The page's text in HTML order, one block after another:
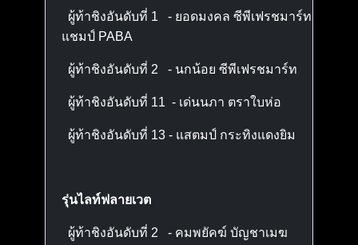
ผู้ท้าชิงอันดับที่ 1 - ยอดมงคล ซีพีเฟรชมาร์ท
แชมป์ PABA
ผู้ท้าชิงอันดับที่ 2 - นกน้อย ซีพีเฟรชมาร์ท
ผู้ท้าชิงอันดับที่ 11 - เด่นนภา ตราใบห่อ
ผู้ท้าชิงอันดับที่ 13 - แสตมป์ กระทิงแดงยิม
รุ่นไลท์ฟลายเวต
ผู้ท้าชิงอันดับที่ 2 - คมพยัคฆ์ บัญชาเมฆ